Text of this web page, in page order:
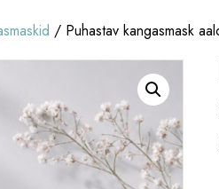
/ Puhastav kangasmask